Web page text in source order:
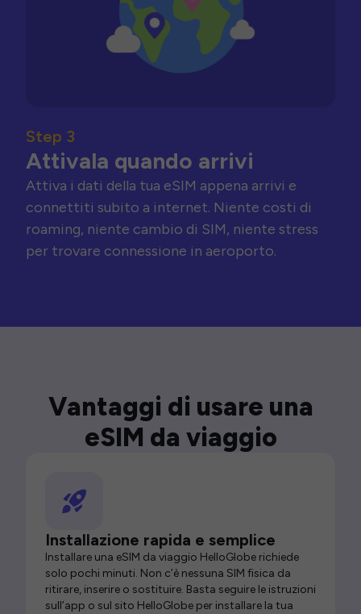
Step 3
Attivala quando arrivi
Attiva i dati della tua eSIM appena arrivi e
connettiti subito a internet. Niente costi di
roaming, niente cambio di SIM, niente stress
per trovare connessione in aeroporto.
Vantaggi di usare una
eSIM da viaggio
Installazione rapida e semplice
Installare una eSIM da viaggio HelloGlobe richiede
solo pochi minuti. Non c’è nessuna SIM fisica da
ritirare, inserire o sostituire. Basta seguire le istruzioni
sull’app o sul sito HelloGlobe per installare la tua